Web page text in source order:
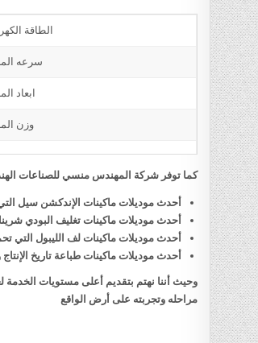
الطاقة
سرعه
ابعاد
وزن
كما توفر شركة المهندس منسي للصناعات
أحدث موديلات ماكينات الإندكشن سيل
أحدث موديلات ماكينات تغليف البودي
أحدث موديلات ماكينات لف الليبول التي
أحدث موديلات ماكينات طباعة تاريخ
وحيث أننا نهتم بتقديم أعلى مستويات
مراحله وتجربته على أرض الواقع